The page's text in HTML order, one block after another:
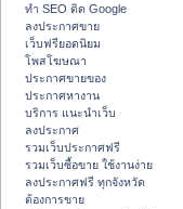
ทำ SEO ติด Google
ลงประกาศขาย
เว็บฟรียอดนิยม
โพสโฆษณา
ประกาศขายของ
ประกาศหางาน
บริการ แนะนำเว็บ
ลงประกาศ
รวมเว็บประกาศฟรี
รวมเว็บซื้อขาย ใช้งานง่าย
ลงประกาศฟรี ทุกจังหวัด
ต้องการขาย